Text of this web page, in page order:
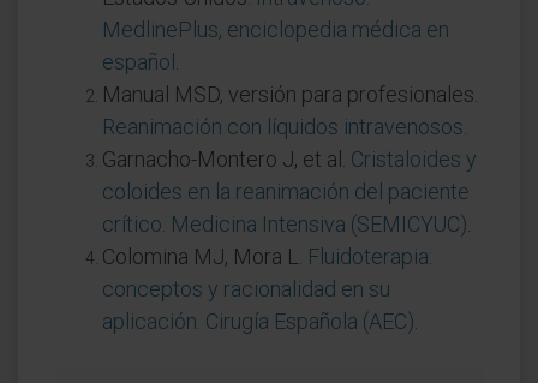
MedlinePlus, enciclopedia médica en
español
Manual MSD, versión para profesionales.
Reanimación con líquidos intravenosos
Garnacho-Montero J, et al. Cristaloides y
coloides en la reanimación del paciente
crítico. Medicina Intensiva (SEMICYUC)
Colomina MJ, Mora L. Fluidoterapia:
conceptos y racionalidad en su
aplicación. Cirugía Española (AEC)